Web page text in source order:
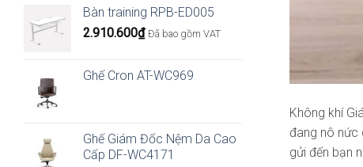
Bàn training RPB-ED005
2.910.600₫ Đã bao gồm VAT
Ghế Cron AT-WC969
Ghế Giám Đốc Nệm Da Cao
Cấp DF-WC4171
Không khí
đang nô nức
gửi đến bạn